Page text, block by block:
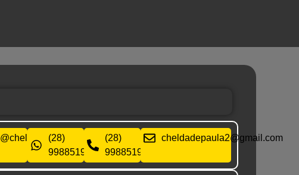
@chelda027(28)
998851992
(28)
998851992
cheldadepaula2@gmail.com